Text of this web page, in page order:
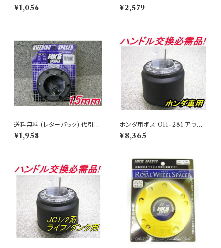
可 ホーンボタン 4WD/ブラック
【HB-17】
¥1,056
可 ロイヤルホイールスペーサー
スバル用 5ミリ【R565】
¥2,579
送料無料 (レターパック) 代引不
可 ボススペーサー 15mm
¥1,958
ホンダ用ボス OH-281 アウト
レット品 送料無料(沖縄・離島除
く)代引不可
¥8,365